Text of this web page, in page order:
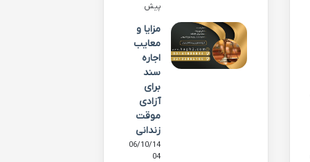
پیش
مزایا و
معایب
اجاره
سند
برای
آزادی
موقت
زندانی
06/10/14
04